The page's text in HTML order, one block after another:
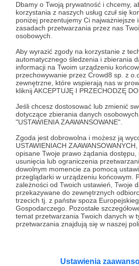
Dbamy o Twoją prywatność i chcemy,
korzystania z naszych usług czuł się
poniżej prezentujemy Ci najważniejsze
zasadach przetwarzania przez nas
osobowych.
Aby wyrazić zgody na korzystanie z
automatycznego śledzenia i zbierania
informacji na Twoim urządzeniu
przechowywanie przez Crowd8 sp. z
zewnętrzne, które wspierają nas w
kliknij AKCEPTUJĘ I PRZECHODZĘ DO
Jeśli chcesz dostosować lub zmienić
dotyczące zbierania danych
"USTAWIENIA ZAAWANSOWANE".
Zgoda jest dobrowolna i możesz ją
USTAWIENIACH
opisane Twoje prawo żądania dostępu,
usunięcia lub ograniczenia
dowolnym momencie za pomocą
przeglądarki w urządzeniu końcowym.
zależności od Twoich ustawień, Twoje
przekazywane do zewnętrznych
trzecich tj. z państw spoza
Gospodarczego. Pozostałe
temat przetwarzania Twoich danych w
przetwarzania znajdują się w naszej
Ustawienia
Udostępnij
Jacek Korabita
Zobacz profil
Zobacz również
WIELKI CZWARTEK -
STAREMU